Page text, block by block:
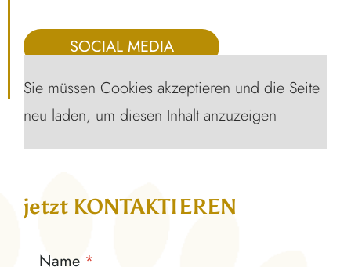
SOCIAL MEDIA
jetzt KONTAKTIEREN
Name *